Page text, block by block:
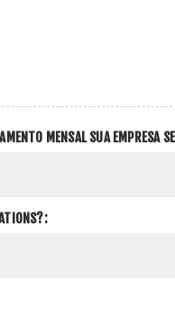
MENSAL SUA EMPRESA